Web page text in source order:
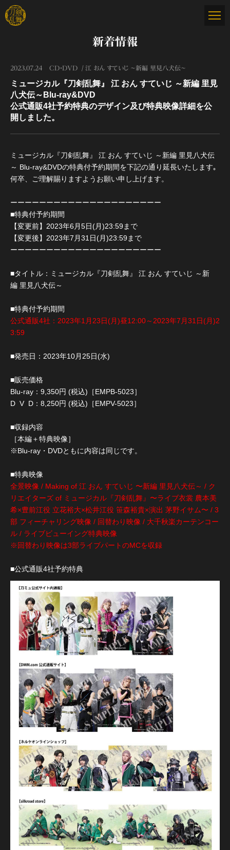
新着情報
2023.07.24 CD・DVD 江 おん すていじ ～新編 里見八犬伝～
ミュージカル『刀剣乱舞』 江 おん すていじ ～新編 里見
八犬伝～Blu-ray&DVD
公式通販4社予約特典のデザイン及び特典映像詳細を公
開しました。
ミュージカル『刀剣乱舞』 江 おん すていじ ～新編 里見八犬伝
～ Blu-ray&DVDの特典付予約期間を下記の通り延長いたします｡
何卒、ご理解賜りますようお願い申し上げます。
ーーーーーーーーーーーーーーーーーーーーー
■特典付予約期間
【変更前】2023年6月5日(月)23:59まで
【変更後】2023年7月31日(月)23:59まで
ーーーーーーーーーーーーーーーーーーーーー
■タイトル：ミュージカル『刀剣乱舞』 江 おん すていじ ～新
編 里見八犬伝～
■特典付予約期間
公式通販4社：2023年1月23日(月)昼12:00～2023年7月31日(月)2
3:59
■発売日：2023年10月25日(水)
■販売価格
Blu-ray：9,350円 (税込)［EMPB-5023］
D V D：8,250円 (税込)［EMPV-5023］
■収録内容
［本編＋特典映像］
※Blu-ray・DVDともに内容は同じです。
■特典映像
全景映像 / Making of 江 おん すていじ 〜新編 里見八犬伝～ / ク
リエイターズ of ミュージカル『刀剣乱舞』〜ライブ衣裳 農本美
希×豊前江役 立花裕大×松井江役 笹森裕貴×演出 茅野イサム〜 / 3
部 フィーチャリング映像 / 回替わり映像 / 大千秋楽カーテンコー
ル / ライブビューイング特典映像
※回替わり映像は3部ライブパートのMCを収録
■公式通販4社予約特典